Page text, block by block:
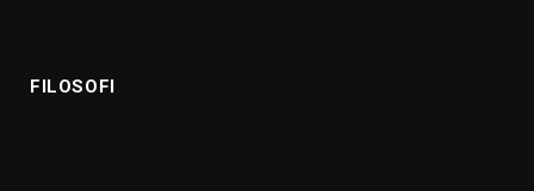
FILOSOFI